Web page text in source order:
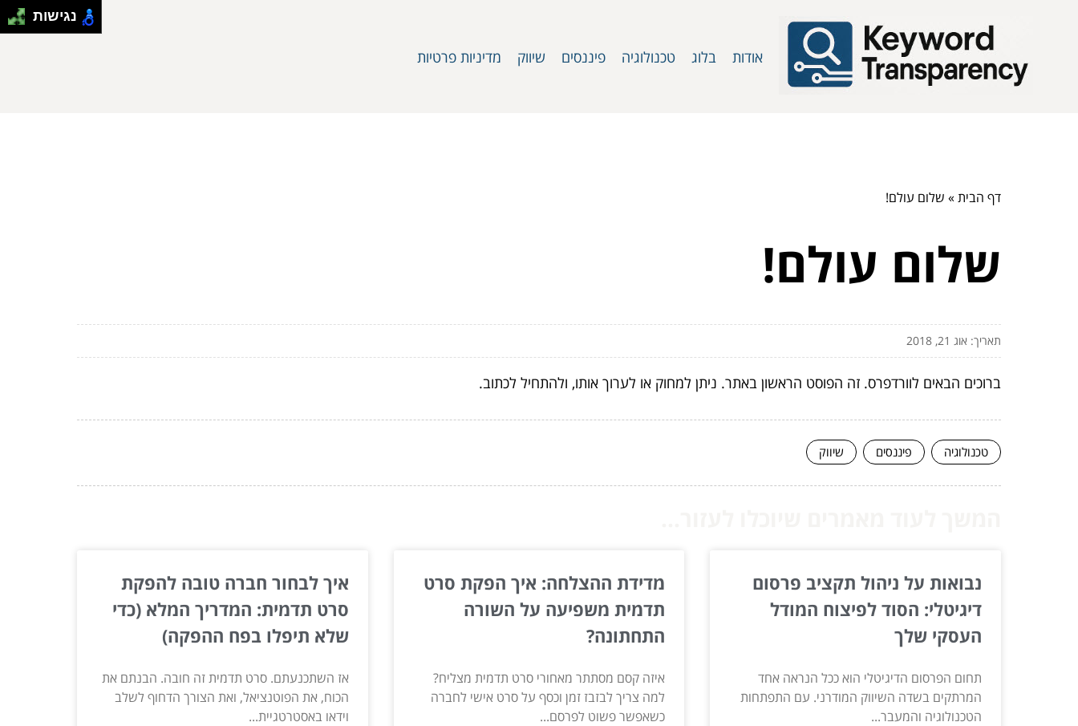
אודות בלוג טכנולוגיה פיננסים שיווק מדיניות פרטיות
דף הבית» שלום עולם!
שלום עולם!
תאריך: אוג 21, 2018
ברוכים הבאים לוורדפרס. זה הפוסט הראשון באתר. ניתן למחוק או לערוך אותו, ולהתחיל לכתוב.
טכנולוגיה פיננסים שיווק
נבואות על ניהול תקציב פרסום
דיגיטלי: הסוד לפיצוח המודל
העסקי שלך
תחום הפרסום הדיגיטלי הוא ככל הנראה אחד
המרתקים בשדה השיווק המודרני. עם התפתחות
הטכנולוגיה והמעבר...
מדידת ההצלחה: איך הפקת סרט
תדמית משפיעה על השורה
התחתונה?
איזה קסם מסתתר מאחורי סרט תדמית מצליח?
למה צריך לבזבז זמן וכסף על סרט אישי לחברה
כשאפשר פשוט לפרסם...
איך לבחור חברה טובה להפקת
סרט תדמית: המדריך המלא (כדי
שלא תיפלו בפח ההפקה)
אז השתכנעתם. סרט תדמית זה חובה. הבנתם את
הכוח, את הפוטנציאל, ואת הצורך הדחוף לשלב
וידאו באסטרטגיית...
נגישות